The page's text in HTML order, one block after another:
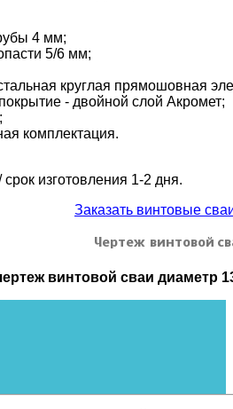
4 мм;
5/6 мм;
круглая прямошовная
- двойной слой Акромет;
комплектация.
изготовления 1-2 дня.
Заказать винтовые
Чертеж винтовой